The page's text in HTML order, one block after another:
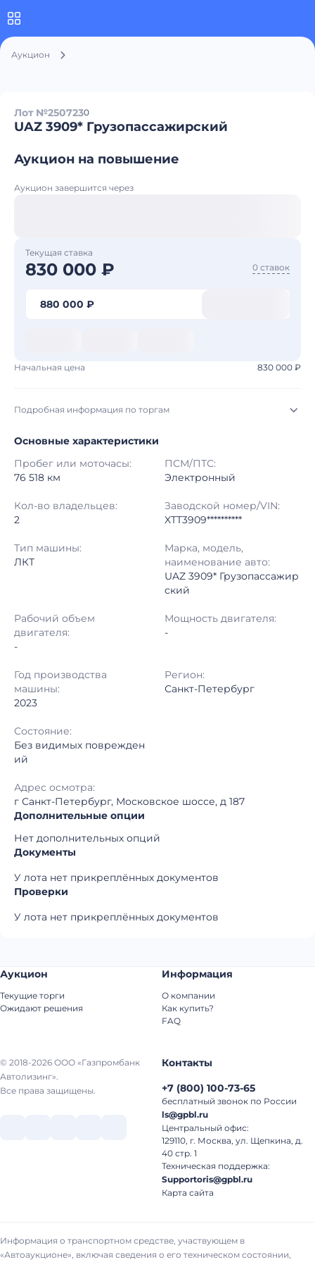
Аукцион
Лот №2507230
UAZ 3909* Грузопассажирский
Аукцион на повышение
Аукцион завершится через
Текущая ставка
830 000 ₽ 0 ставок
880 000 ₽
Начальная цена 830 000 ₽
Подробная информация по торгам
Начало торгов: 06.08.2026, 19:33 МСК
Конец торгов: 13.08.2026, 18:12 МСК
Тип аукциона: Открытые торги
Шаг торгов: 50 000 ₽
Регион: Санкт-Петербург
Основные характеристики
Пробег или моточасы:
76 518 км
ПСМ/ПТС:
Электронный
Кол-во владельцев:
2
Заводской номер/VIN:
XTT3909**********
Тип машины:
ЛКТ
Марка, модель,
наименование авто:
UAZ 3909* Грузопассажир
ский
Рабочий объем
двигателя:
-
Мощность двигателя:
-
Год производства
машины:
2023
Регион:
Санкт-Петербург
Состояние:
Без видимых поврежден
ий
Адрес осмотра:
г Санкт-Петербург, Московское шоссе, д 187
Дополнительные опции
Нет дополнительных опций
Документы
У лота нет прикреплённых документов
Проверки
У лота нет прикреплённых документов
© 2018-2026 ООО «Газпромбанк
Автолизинг».
Все права защищены.
Аукцион
Текущие торги
Ожидают решения
Информация
О компании
Как купить?
FAQ
Контакты
+7 (800) 100-73-65
бесплатный звонок по России
ls@gpbl.ru
Центральный офис:
129110, г. Москва, ул. Щепкина, д.
40 стр. 1
Техническая поддержка:
Supportoris@gpbl.ru
Карта сайта
Информация о транспортном средстве, участвующем в
«Автоаукционе», включая сведения о его техническом состоянии,